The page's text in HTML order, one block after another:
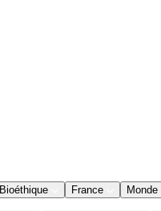
Bioéthique France Monde